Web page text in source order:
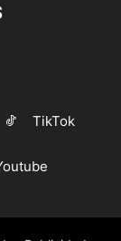
TikTok